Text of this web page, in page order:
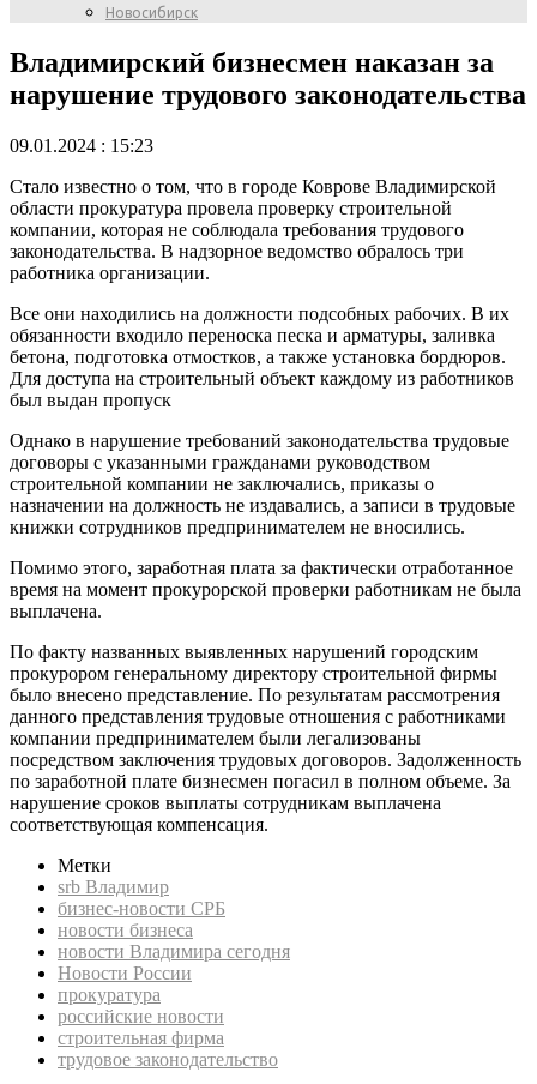
Новосибирск
Владимирский бизнесмен наказан за
нарушение трудового законодательства
09.01.2024 : 15:23
Стало известно о том, что в городе Коврове Владимирской
области прокуратура провела проверку строительной
компании, которая не соблюдала требования трудового
законодательства. В надзорное ведомство обралось три
работника организации.
Все они находились на должности подсобных рабочих. В их
обязанности входило переноска песка и арматуры, заливка
бетона, подготовка отмостков, а также установка бордюров.
Для доступа на строительный объект каждому из работников
был выдан пропуск
Однако в нарушение требований законодательства трудовые
договоры с указанными гражданами руководством
строительной компании не заключались, приказы о
назначении на должность не издавались, а записи в трудовые
книжки сотрудников предпринимателем не вносились.
Помимо этого, заработная плата за фактически отработанное
время на момент прокурорской проверки работникам не была
выплачена.
По факту названных выявленных нарушений городским
прокурором генеральному директору строительной фирмы
было внесено представление. По результатам рассмотрения
данного представления трудовые отношения с работниками
компании предпринимателем были легализованы
посредством заключения трудовых договоров. Задолженность
по заработной плате бизнесмен погасил в полном объеме. За
нарушение сроков выплаты сотрудникам выплачена
соответствующая компенсация.
Метки
srb Владимир
бизнес-новости СРБ
новости бизнеса
новости Владимира сегодня
Новости России
прокуратура
российские новости
строительная фирма
трудовое законодательство